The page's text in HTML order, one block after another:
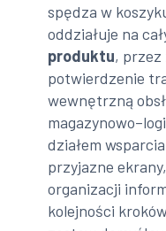
spędza w
oddziałuje na
produktu, przez
potwierdzenie
wewnętrzną
działem
przyjazne
organizacji
kolejności